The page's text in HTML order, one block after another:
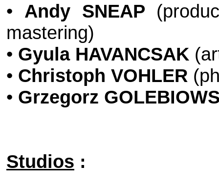
• Andy SNEAP
mastering)
• Gyula HAVANCSAK
• Christoph VOHLER
• Grzegorz
Studios :